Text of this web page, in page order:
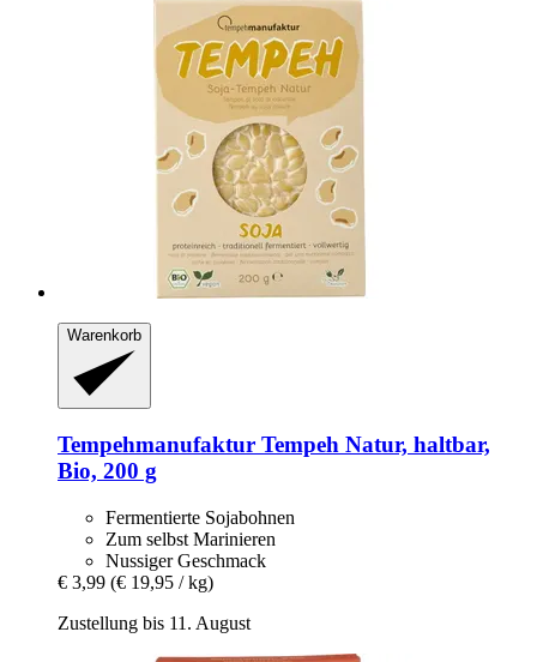
Warenkorb
Tempehmanufaktur Tempeh Natur, haltbar,
Bio, 200 g
Fermentierte Sojabohnen
Zum selbst Marinieren
Nussiger Geschmack
€ 3,99 (€ 19,95 / kg)
Zustellung bis 11. August